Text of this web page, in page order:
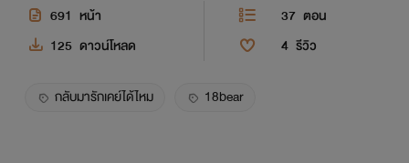
691 หน้า 37 ตอน
125 ดาวน์โหลด 4 รีวิว
กลับมารักเคย์ได้ไหม 18bear